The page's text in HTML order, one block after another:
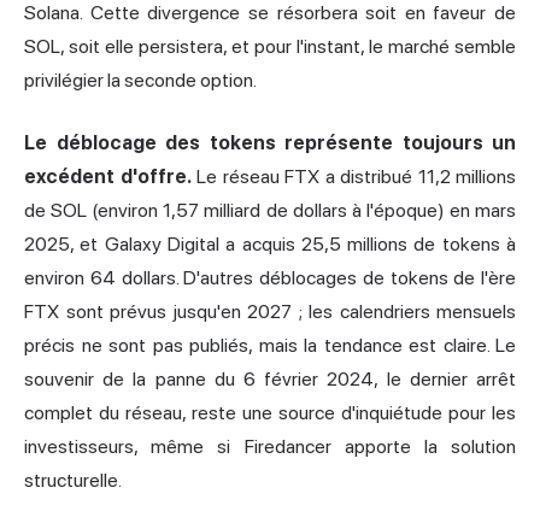
Solana. Cette divergence se résorbera soit en faveur de
SOL, soit elle persistera, et pour l'instant, le marché semble
privilégier la seconde option.
Le déblocage des tokens représente toujours un
excédent d'offre.Le réseau FTX a distribué 11,2 millions
de SOL (environ 1,57 milliard de dollars à l'époque) en mars
2025, et Galaxy Digital a acquis 25,5 millions de tokens à
environ 64 dollars. D'autres déblocages de tokens de l'ère
FTX sont prévus jusqu'en 2027 ; les calendriers mensuels
précis ne sont pas publiés, mais la tendance est claire. Le
souvenir de la panne du 6 février 2024, le dernier arrêt
complet du réseau, reste une source d'inquiétude pour les
investisseurs, même si Firedancer apporte la solution
structurelle.